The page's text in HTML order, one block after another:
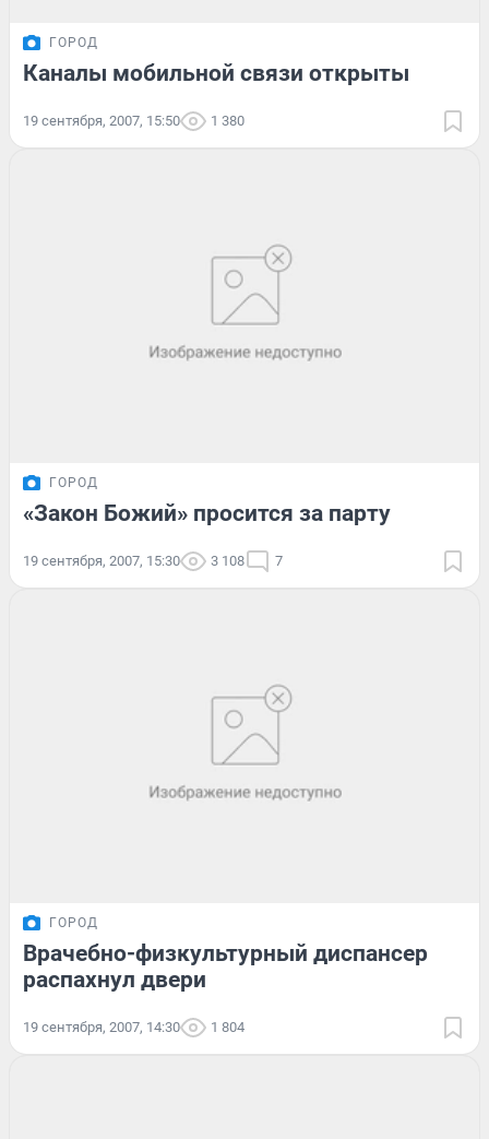
ГОРОД
Каналы мобильной связи открыты
19 сентября, 2007, 15:50 1 380
ГОРОД
«Закон Божий» просится за парту
19 сентября, 2007, 15:30 3 108 7
ГОРОД
Врачебно-физкультурный диспансер
распахнул двери
19 сентября, 2007, 14:30 1 804